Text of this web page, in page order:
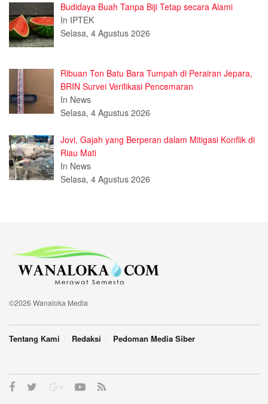
Budidaya Buah Tanpa Biji Tetap secara Alami
In IPTEK
Selasa, 4 Agustus 2026
Ribuan Ton Batu Bara Tumpah di Perairan Jepara,
BRIN Survei Verifikasi Pencemaran
In News
Selasa, 4 Agustus 2026
Jovi, Gajah yang Berperan dalam Mitigasi Konflik di
Riau Mati
In News
Selasa, 4 Agustus 2026
©2026 Wanaloka Media
Tentang Kami Redaksi Pedoman Media Siber